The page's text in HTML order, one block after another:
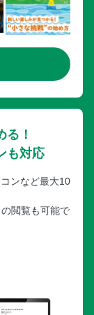
る！
も対応
ンなど最大10
閲覧も可能で